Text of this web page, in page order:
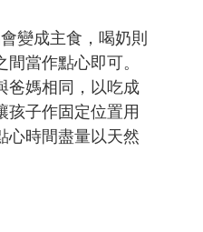
變成主食，喝奶則
當作點心即可。
爸媽相同，以吃成
孩子作固定位置用
心時間盡量以天然